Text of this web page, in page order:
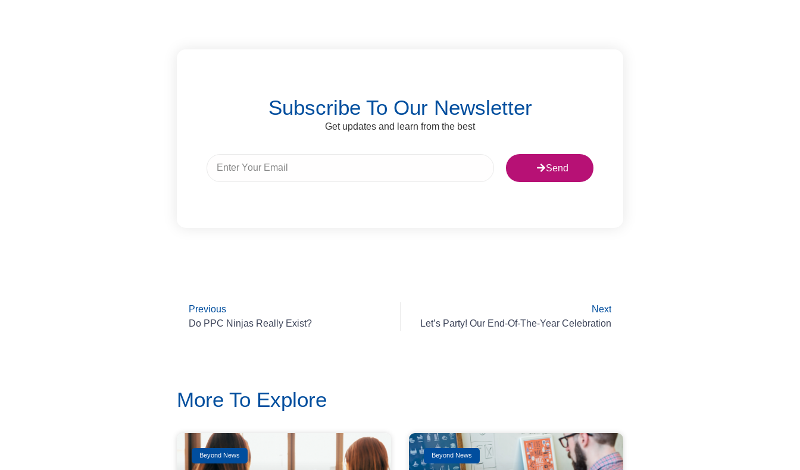
Subscribe To Our Newsletter
Get updates and learn from the best
Send
Previous
Do PPC Ninjas Really Exist?
Next
Let’s Party! Our End-Of-The-Year Celebration
More To Explore
Beyond News Beyond News